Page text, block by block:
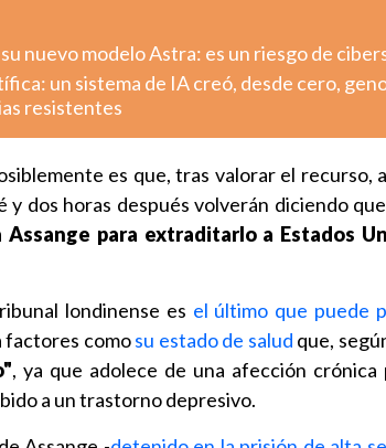
nuevo modelo Astra: es un riesgo de
un sistema de IA creó, desde cero,
resistentes
es que, tras valorar el recurso,
y dos horas después volverán diciendo
Assange para extraditarlo a Estados
londinense es el último que puede
factores comosu estado de salud que,
, ya que adolece de una afección crónica
a un trastorno depresivo.